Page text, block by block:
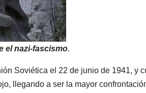
el nazi-fascismo.
Soviética el 22 de junio de 1941, y
llegando a ser la mayor